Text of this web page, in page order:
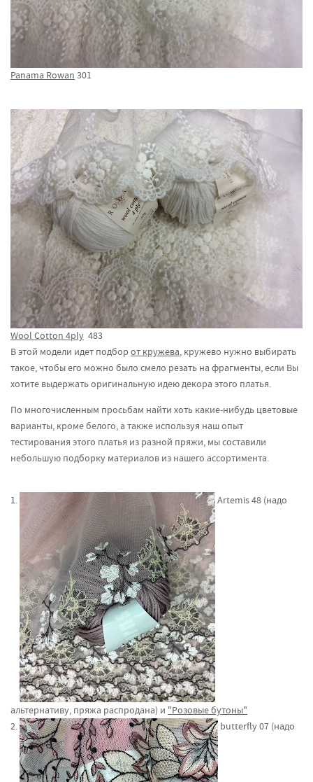
Panama Rowan 301
Wool Cotton 4ply 483
В этой модели идет подбор от кружева, кружево нужно выбирать
такое, чтобы его можно было смело резать на фрагменты, если Вы
хотите выдержать оригинальную идею декора этого платья.
По многочисленным просьбам найти хоть какие-нибудь цветовые
варианты, кроме белого, а также используя наш опыт
тестирования этого платья из разной пряжи, мы составили
небольшую подборку материалов из нашего ассортимента.
1. Artemis 48 (надо
альтернативу, пряжа распродана) и "Розовые бутоны"
2.
butterfly 07 (надо